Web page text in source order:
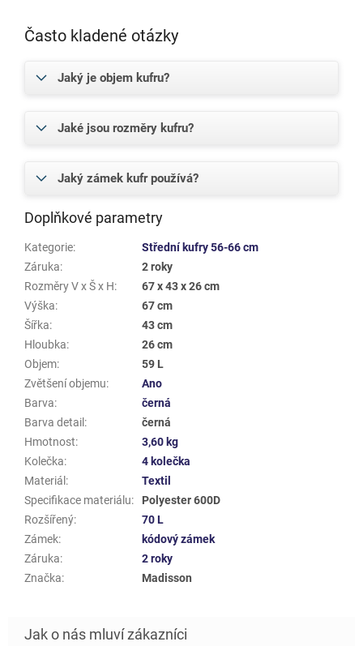
Často kladené otázky
Jaký je objem kufru?
Jaké jsou rozměry kufru?
Jaký zámek kufr používá?
Doplňkové parametry
Kategorie:
Střední kufry 56-66 cm
Záruka:
2 roky
Rozměry V x Š x H:
67 x 43 x 26 cm
Výška:
67 cm
Šířka:
43 cm
Hloubka:
26 cm
Objem:
59 L
Zvětšení objemu:
Ano
Barva:
černá
Barva detail :
černá
Hmotnost:
3,60 kg
Kolečka:
4 kolečka
Materiál :
Textil
Specifikace materiálu:
Polyester 600D
Rozšířený:
70 L
Zámek:
kódový zámek
Záruka:
2 roky
Značka: Madisson